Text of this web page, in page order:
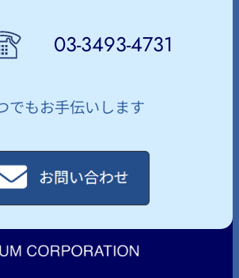
03-3493-4731
でもお手伝いします